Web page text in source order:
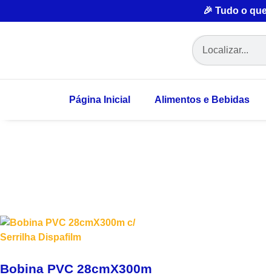
🎉 Tudo o
Página Inicial Alimentos e Bebidas
Bobina PVC 28cmX300m